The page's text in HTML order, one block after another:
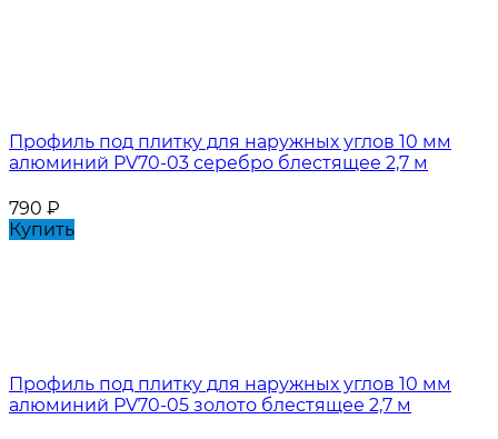
Профиль под плитку для наружных углов 10 мм
алюминий PV70-03 серебро блестящее 2,7 м
790 ₽
Купить
Профиль под плитку для наружных углов 10 мм
алюминий PV70-05 золото блестящее 2,7 м